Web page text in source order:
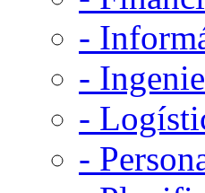
-
-
-
-